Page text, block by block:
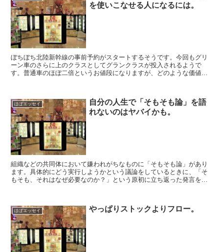
を使いこなせる人になるには。
ぼちぼち北陸新幹線の事前予約がスタートするそうです。今回もグリ
ーン車のさらに上のクラスとしてグランクラスが投入されるようで
す。普通車のほぼ二倍というお値段になりますが、どのような価値を
ほぼエッセイ
自分の人生で「そもそも論」を語
れないのはヤバイかも。
組織などの共同体において嫌われがちなものに「そもそも論」があり
ます。具体的にどう実行しようかという議論をしているときに、「そ
もそも、それはなぜ必要なのか？」という原初に立ち返った発言をす
ほぼエッセイ やっぱりストックよりフロー。